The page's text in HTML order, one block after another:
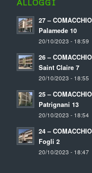
ALLOGGI
27 –
Palamede 10
20/10/2023 - 18:59
26 –
Saint Claire 7
20/10/2023 - 18:55
25 –
Patrignani 13
20/10/2023 - 18:54
24 –
Fogli 2
20/10/2023 - 18:47